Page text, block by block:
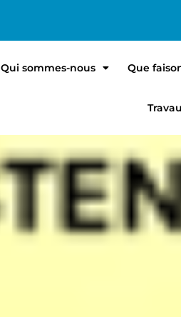
Qui sommes-nous Que